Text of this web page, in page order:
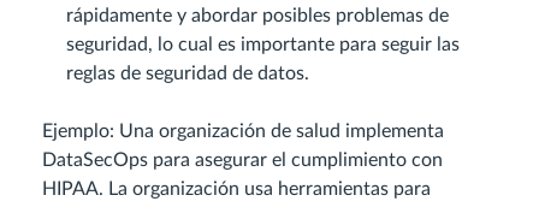
rápidamente y abordar posibles problemas de
seguridad, lo cual es importante para seguir las
reglas de seguridad de datos.
Ejemplo: Una organización de salud implementa
DataSecOps para asegurar el cumplimiento con
HIPAA. La organización usa herramientas para